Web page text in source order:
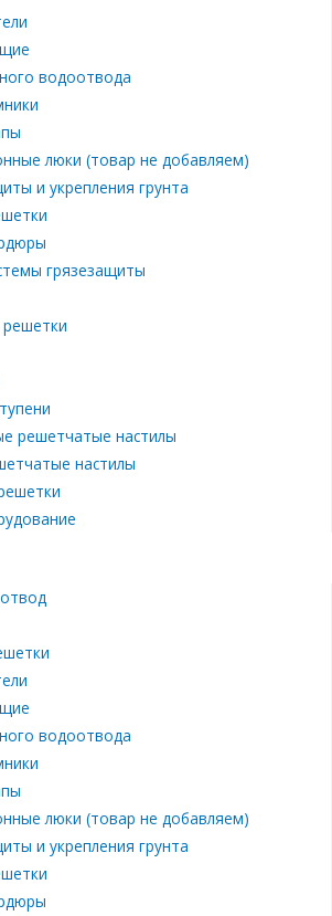
водоотвода
люки (товар не добавляем)
и укрепления грунта
грязезащиты
решетчатые настилы
настилы
водоотвода
люки (товар не добавляем)
и укрепления грунта